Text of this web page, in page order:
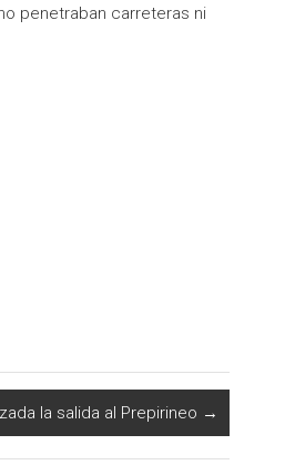
penetraban carreteras ni
la salida al Prepirineo →